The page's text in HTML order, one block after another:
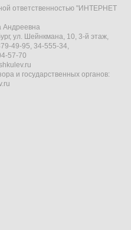
ответственностью "ИНТЕРНЕТ
Андреевна
ул. Шейнкмана, 10, 3-й этаж,
49-95, 34-555-34,
57-70
и государственных органов: